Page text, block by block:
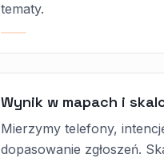
tematy.
Wynik w mapach i
Mierzymy telefony,
dopasowanie zgłoszeń.